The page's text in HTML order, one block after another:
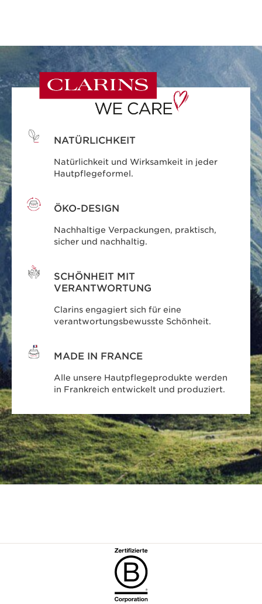
NATÜRLICHKEIT
Natürlichkeit und Wirksamkeit in jeder
Hautpflegeformel.
ÖKO-DESIGN
Nachhaltige Verpackungen, praktisch,
sicher und nachhaltig.
SCHÖNHEIT MIT
VERANTWORTUNG
Clarins engagiert sich für eine
verantwortungsbewusste Schönheit.
MADE IN FRANCE
Alle unsere Hautpflegeprodukte werden
in Frankreich entwickelt und produziert.